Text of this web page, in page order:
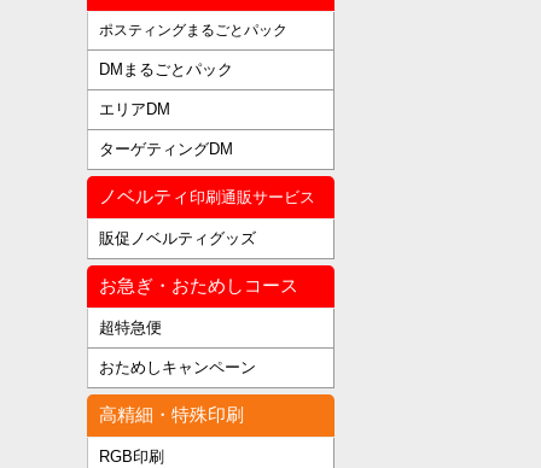
ポスティングまるごとパック
DMまるごとパック
エリアDM
ターゲティングDM
ノベルティ 印刷通販サービス
販促ノベルティグッズ
お急ぎ・おためしコース
超特急便
おためしキャンペーン
高精細・特殊印刷
RGB印刷